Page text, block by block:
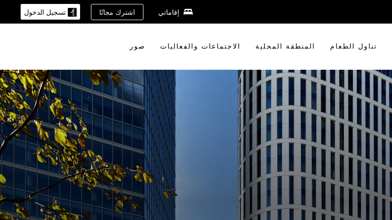
إقاماتي اشترك مجانًا تسجيل الدخول
تناول الطعام المنطقة المحلية الاجتماعات والفعاليات صور